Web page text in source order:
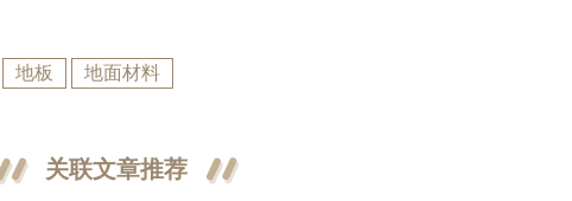
地板 地面材料
关联文章推荐